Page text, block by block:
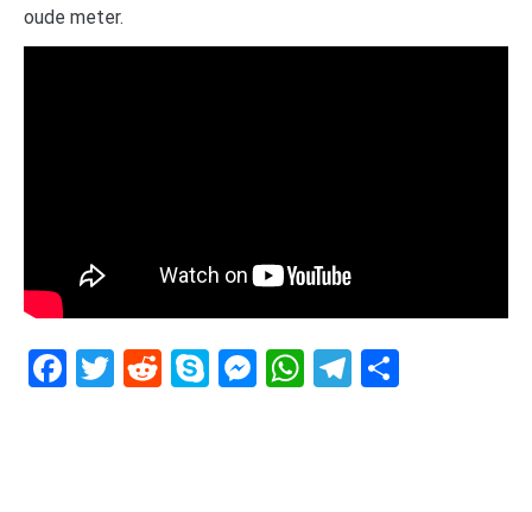
oude meter.
Facebook
Twitter
RedditSkypeMessenger
WhatsApp
Telegram